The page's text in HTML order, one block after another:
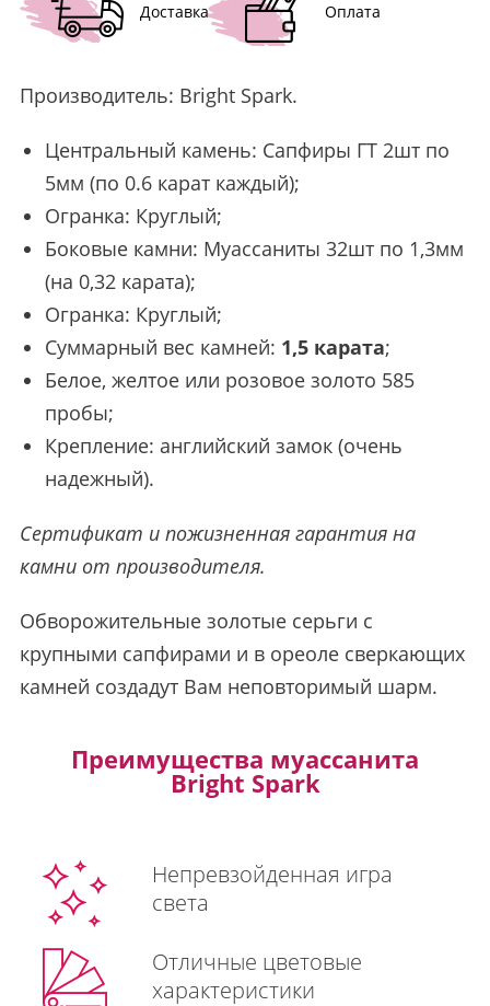
Доставка Оплата
Производитель: Bright Spark.
Центральный камень: Сапфиры ГТ 2шт по
5мм (по 0.6 карат каждый);
Огранка: Круглый;
Боковые камни: Муассаниты 32шт по 1,3мм
(на 0,32 карата);
Огранка: Круглый;
Суммарный вес камней: 1,5 карата;
Белое, желтое или розовое золото 585
пробы;
Крепление: английский замок (очень
надежный).
Сертификат и пожизненная гарантия на
камни от производителя.
Обворожительные золотые серьги с
крупными сапфирами и в ореоле сверкающих
камней создадут Вам неповторимый шарм.
Преимущества муассанита
Bright Spark
Непревзойденная игра
света
Отличные цветовые
характеристики